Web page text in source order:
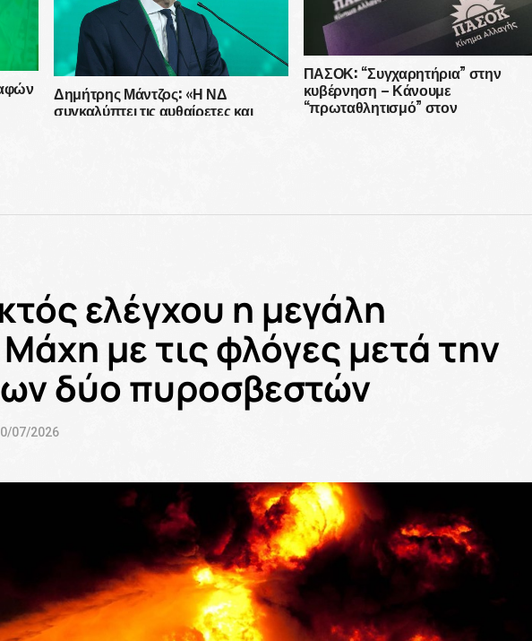
Δημήτρης Μάντζος: «Η ΝΔ
συγκαλύπτει τις αυθαίρετες και
ΠΑΣΟΚ: “Συγχαρητήρια” στην
κυβέρνηση – Κάνουμε
“πρωταθλητισμό” στον
ελέγχου η μεγάλη
με τις φλόγες μετά την
δύο πυροσβεστών
07/2026